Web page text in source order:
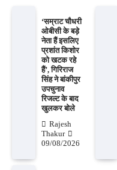
‘सम्राट चौधरी
ओबीसी के बड़े
नेता हैं इसलिए
प्रशांत किशोर
को खटक रहे
हैं’, गिरिराज
सिंह ने बांकीपुर
उपचुनाव
रिजल्ट के बाद
खुलकर बोले
Rajesh
Thakur
09/08/2026